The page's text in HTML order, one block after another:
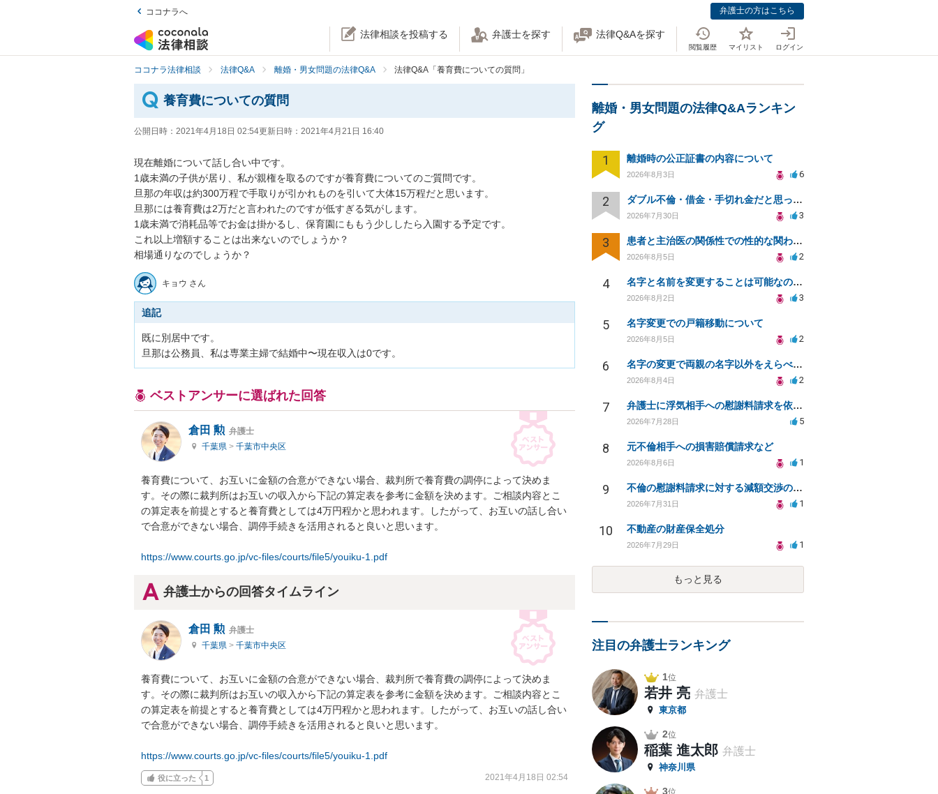
ココナラへ 弁護士の方はこちら
法律相談を投稿する 弁護士を探す 法律Q&Aを探す
閲覧履歴 マイリスト ログイン
ココナラ法律相談 法律Q&A 離婚・男女問題の法律Q&A 法律Q&A「養育費についての質問」
養育費についての質問
公開日時： 2021年4月18日 02:54更新日時： 2021年4月21日 16:40
現在離婚について話し合い中です。
1歳未満の子供が居り、私が親権を取るのですが養育費についてのご質問です。
旦那の年収は約300万程で手取りが引かれものを引いて大体15万程だと思います。
旦那には養育費は2万だと言われたのですが低すぎる気がします。
1歳未満で消耗品等でお金は掛かるし、保育園にももう少ししたら入園する予定です。
これ以上増額することは出来ないのでしょうか？
相場通りなのでしょうか？
キョウ さん
追記
既に別居中です。
旦那は公務員、私は専業主婦で結婚中〜現在収入は0です。
ベストアンサーに選ばれた回答
倉田 勲 弁護士
千葉県 > 千葉市中央区
養育費について、お互いに金額の合意ができない場合、裁判所で養育費の調停によって決めま
す。その際に裁判所はお互いの収入から下記の算定表を参考に金額を決めます。ご相談内容とこ
の算定表を前提とすると養育費としては4万円程かと思われます。したがって、お互いの話し合い
で合意ができない場合、調停手続きを活用されると良いと思います。
https://www.courts.go.jp/vc-files/courts/file5/youiku-1.pdf
弁護士からの回答タイムライン
倉田 勲 弁護士
千葉県 > 千葉市中央区
養育費について、お互いに金額の合意ができない場合、裁判所で養育費の調停によって決めま
す。その際に裁判所はお互いの収入から下記の算定表を参考に金額を決めます。ご相談内容とこ
の算定表を前提とすると養育費としては4万円程かと思われます。したがって、お互いの話し合い
で合意ができない場合、調停手続きを活用されると良いと思います。
https://www.courts.go.jp/vc-files/courts/file5/youiku-1.pdf
役に立った 1 2021年4月18日 02:54
離婚・男女問題の法律Q&Aランキン
グ
1 離婚時の公正証書の内容について
2026年8月3日 6
2 ダブル不倫・借金・手切れ金だと思っていたお金を1年後いまさら脅迫罪として通知書が来てまとめて請求
2026年7月30日 3
3 患者と主治医の関係性での性的な関わりからのトラブル
2026年8月5日 2
4 名字と名前を変更することは可能なのか？
2026年8月2日 3
5 名字変更での戸籍移動について
2026年8月5日 2
6 名字の変更で両親の名字以外をえらべるのか？
2026年8月4日 2
7 弁護士に浮気相手への慰謝料請求を依頼する費用相場は？
2026年7月28日 5
8 元不倫相手への損害賠償請求など
2026年8月6日 1
9 不倫の慰謝料請求に対する減額交渉の可能性と対策
2026年7月31日 1
10 不動産の財産保全処分
2026年7月29日 1
もっと見る
注目の弁護士ランキング
1位
若井 亮 弁護士
東京都
2位
稲葉 進太郎 弁護士
神奈川県
3位